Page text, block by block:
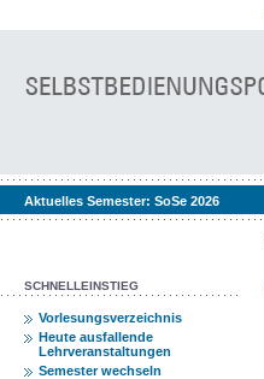
Aktuelles Semester: SoSe 2026
SCHNELLEINSTIEG
Vorlesungsverzeichnis
Heute ausfallende
Lehrveranstaltungen
Semester wechseln